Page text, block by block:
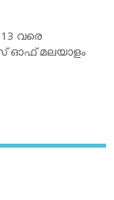
വരെ
ഓഫ് മലയാളം